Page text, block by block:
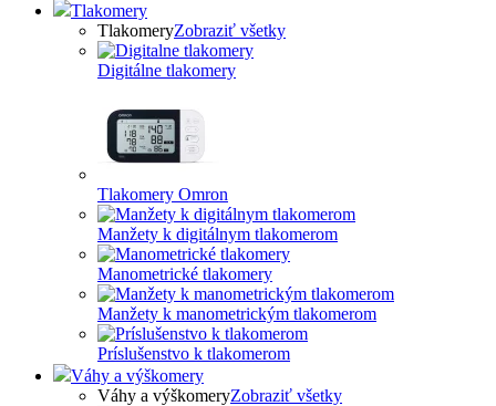
Tlakomery
TlakomeryZobraziť všetky
Digitálne tlakomery
Tlakomery Omron
Manžety k digitálnym tlakomerom
Manometrické tlakomery
Manžety k manometrickým tlakomerom
Príslušenstvo k tlakomerom
Váhy a výškomery
Váhy a výškomeryZobraziť všetky